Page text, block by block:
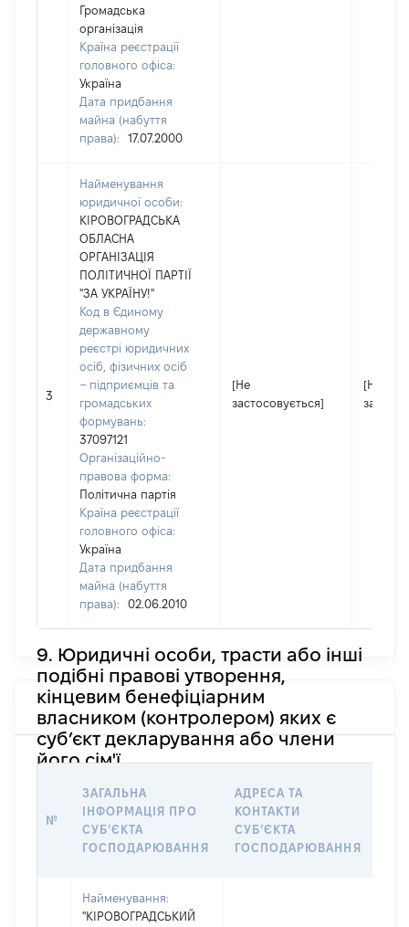
Громадська
організація
Країна реєстрації
головного офіса:
Україна
Дата придбання
майна (набуття
права):
17.07.2000
3
Найменування
юридичної особи:
КІРОВОГРАДСЬКА
ОБЛАСНА
ОРГАНІЗАЦІЯ
ПОЛІТИЧНОЇ ПАРТІЇ
"ЗА УКРАЇНУ!"
Код в Єдиному
державному
реєстрі юридичних
осіб, фізичних осіб
– підприємців та
громадських
формувань:
37097121
Організаційно-
правова форма:
Політична партія
Країна реєстрації
головного офіса:
Україна
Дата придбання
майна (набуття
права):
02.06.2010
[Не
застосовується]
[Не
9. Юридичні особи, трасти або інші
подібні правові утворення,
кінцевим бенефіціарним
власником (контролером) яких є
суб’єкт декларування або члени
його сім'ї
№
ЗАГАЛЬНА
ІНФОРМАЦІЯ ПРО
СУБʼЄКТА
ГОСПОДАРЮВАННЯ
АДРЕСА ТА
КОНТАКТИ
СУБʼЄКТА
ГОСПОДАРЮВАННЯ
Найменування:
"КІРОВОГРАДСЬКИЙ